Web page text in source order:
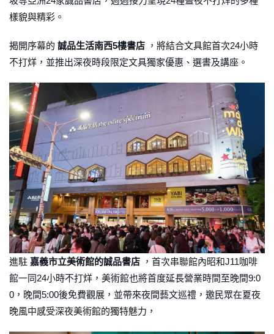
樣貌與精彩。
揭開序幕的 誠品生活南西5樓書店 ，將結合文具館首次24小時
不打烊，並推出深夜時段限定文具獨家優惠、選書及講座。
進駐 嘉義市立美術館的誠品書店 ，首次串聯館內昭和J11咖啡
館一同24小時不打烊，美術館也將首度延長營業時間至晚間9:0
0，晚間5:00後免費觀展，並帶來夜間藝文巡禮，邀民眾在夏夜
晚風中感受深夜美術館的獨特魅力，